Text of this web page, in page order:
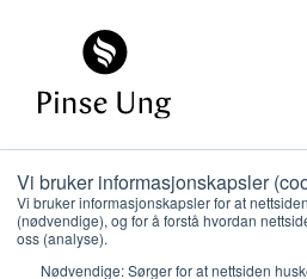
Vi bruker informasjonskapsler
Vi bruker informasjonskapsler for at
(nødvendige), og for å forstå hvordan
oss (analyse).
Nødvendige: Sørger for at nettsiden
Lek og
Ressurser Ressursbank